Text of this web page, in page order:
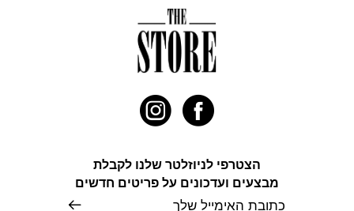
הצטרפי לניוזלטר שלנו לקבלת
מבצעים ועדכונים על פריטים חדשים